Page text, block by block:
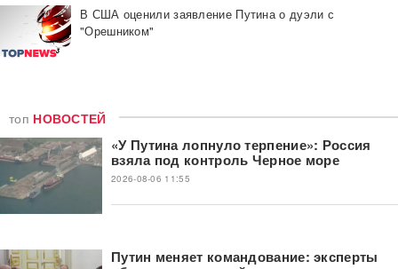
В США оценили заявление Путина о дуэли с
"Орешником"
топ НОВОСТЕЙ
«У Путина лопнуло терпение»: Россия
взяла под контроль Черное море
2026-08-06 11:55
Путин меняет командование: эксперты